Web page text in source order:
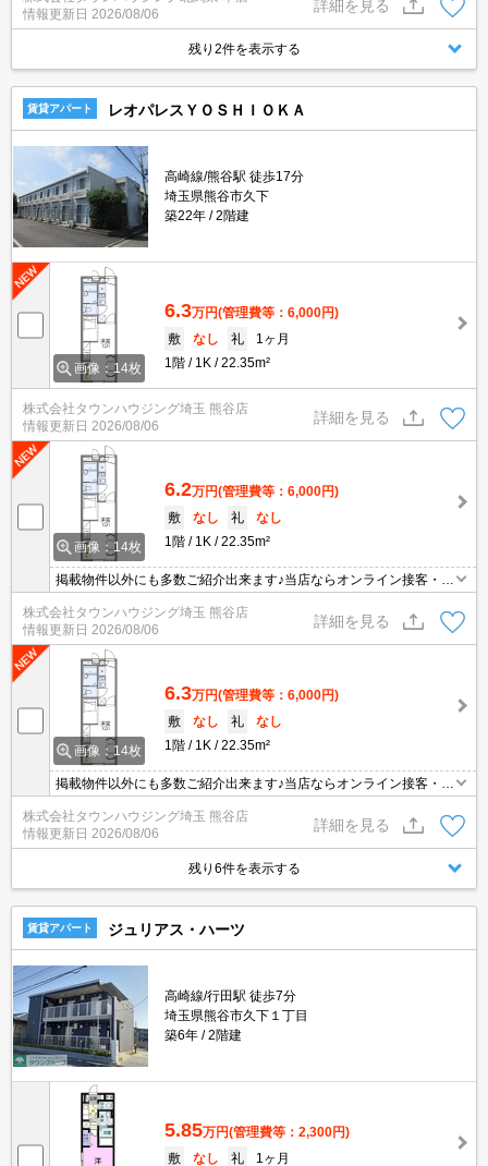
情報更新日 2026/08/06
詳細を見る
残り2件を表示する
賃貸アパート レオパレスＹＯＳＨＩＯＫＡ
高崎線/熊谷駅 徒歩17分
埼玉県熊谷市久下
築22年
2階建
画像：14枚
6.3万円(管理費等：6,000円)
敷
なし 礼
1ヶ月
1階
1K 22.35m²
株式会社タウンハウジング埼玉 熊谷店
情報更新日 2026/08/06
詳細を見る
画像：14枚
6.2万円(管理費等：6,000円)
敷
なし 礼
なし
1階
1K 22.35m²
掲載物件以外にも多数ご紹介出来ます♪当店ならオンライン接客・内
見可能です！メールでのお問い合わせの際は、電話番号も記載頂き
ますとスムーズに御対応できます♪
株式会社タウンハウジング埼玉 熊谷店
情報更新日 2026/08/06
詳細を見る
画像：14枚
6.3万円(管理費等：6,000円)
敷
なし 礼
なし
1階
1K 22.35m²
掲載物件以外にも多数ご紹介出来ます♪当店ならオンライン接客・内
見可能です！メールでのお問い合わせの際は、電話番号も記載頂き
ますとスムーズに御対応できます♪
株式会社タウンハウジング埼玉 熊谷店
情報更新日 2026/08/06
詳細を見る
残り6件を表示する
賃貸アパート ジュリアス・ハーツ
高崎線/行田駅 徒歩7分
埼玉県熊谷市久下１丁目
築6年
2階建
5.85万円(管理費等：2,300円)
敷
なし 礼
1ヶ月